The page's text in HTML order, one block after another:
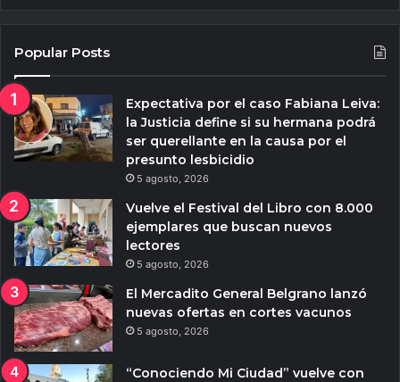
Popular Posts
Expectativa por el caso Fabiana Leiva:
la Justicia define si su hermana podrá
ser querellante en la causa por el
presunto lesbicidio
5 agosto, 2026
Vuelve el Festival del Libro con 8.000
ejemplares que buscan nuevos
lectores
5 agosto, 2026
El Mercadito General Belgrano lanzó
nuevas ofertas en cortes vacunos
5 agosto, 2026
“Conociendo Mi Ciudad” vuelve con